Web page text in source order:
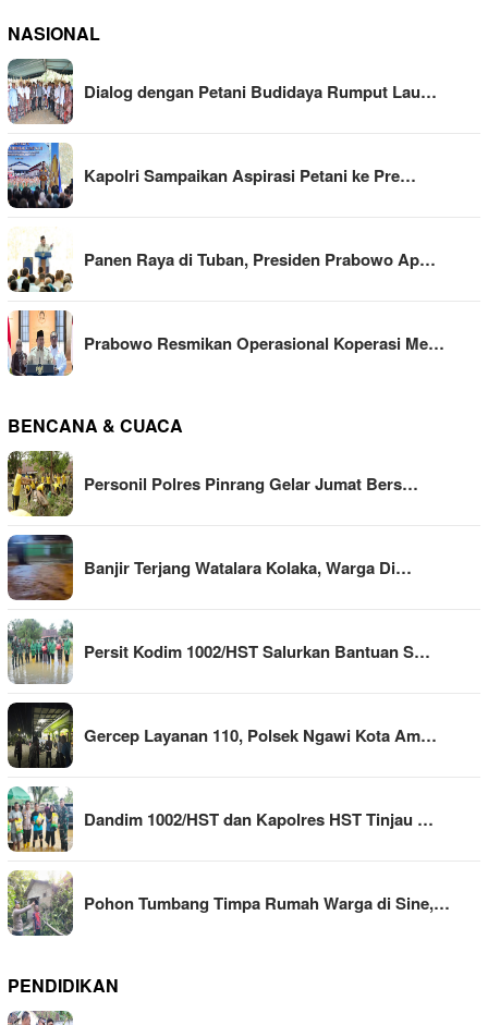
NASIONAL
Dialog dengan Petani Budidaya Rumput Lau…
Kapolri Sampaikan Aspirasi Petani ke Pre…
Panen Raya di Tuban, Presiden Prabowo Ap…
Prabowo Resmikan Operasional Koperasi Me…
BENCANA & CUACA
Personil Polres Pinrang Gelar Jumat Bers…
Banjir Terjang Watalara Kolaka, Warga Di…
Persit Kodim 1002/HST Salurkan Bantuan S…
Gercep Layanan 110, Polsek Ngawi Kota Am…
Dandim 1002/HST dan Kapolres HST Tinjau …
Pohon Tumbang Timpa Rumah Warga di Sine,…
PENDIDIKAN